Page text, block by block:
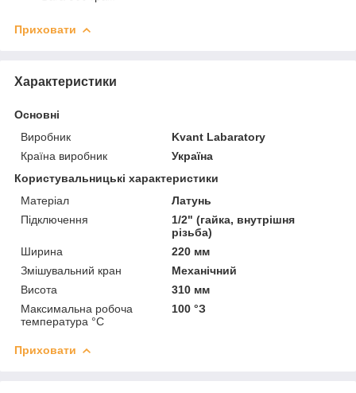
Приховати
Характеристики
Основні
Виробник
Kvant Labaratory
Країна виробник
Україна
Користувальницькі характеристики
Матеріал
Латунь
Підключення
1/2" (гайка, внутрішня
різьба)
Ширина
220 мм
Змішувальний кран
Механічний
Висота
310 мм
Максимальна робоча
температура °С
100 °З
Приховати